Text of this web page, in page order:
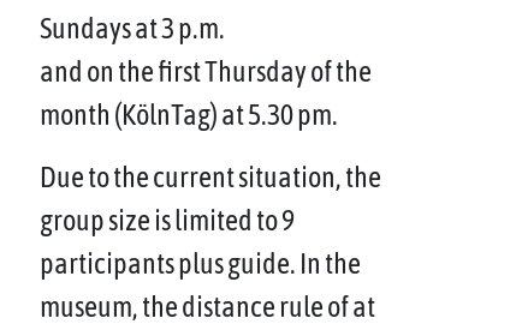
Sundays at 3 p.m.
and on the first Thursday of the
month (KölnTag) at 5.30 pm.
Due to the current situation, the
group size is limited to 9
participants plus guide. In the
museum, the distance rule of at